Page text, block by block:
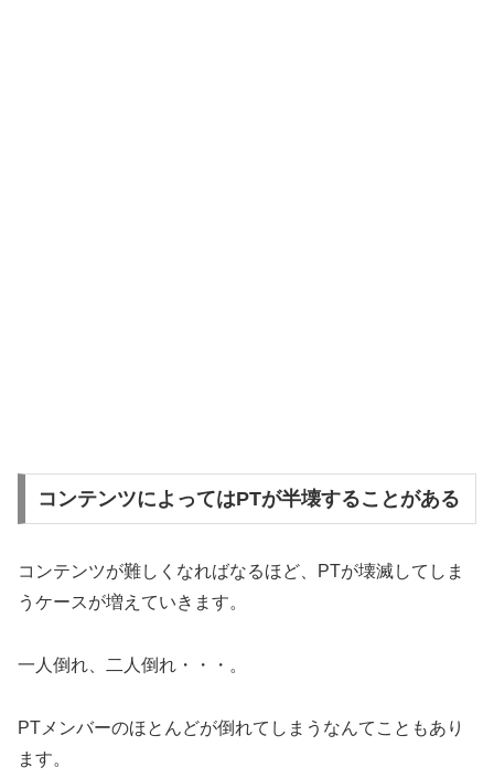
コンテンツによってはPTが半壊することがある
コンテンツが難しくなればなるほど、PTが壊滅してしま
うケースが増えていきます。
一人倒れ、二人倒れ・・・。
PTメンバーのほとんどが倒れてしまうなんてこともあり
ます。